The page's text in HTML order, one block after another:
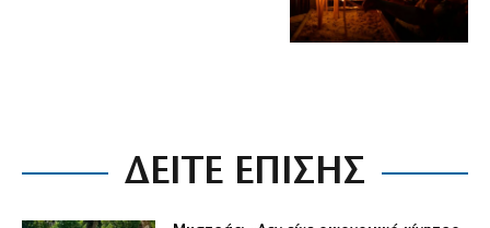
ΔΕΙΤΕ ΕΠΙΣΗΣ